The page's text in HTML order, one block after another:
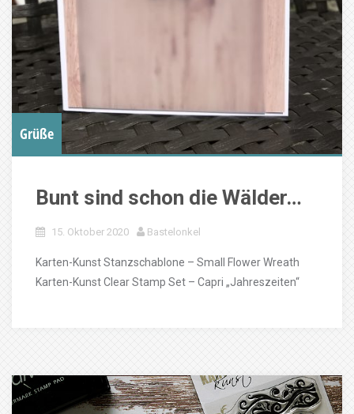
Grüße
Bunt sind schon die Wälder…
15. Oktober 2020 Bastelonkel
Karten-Kunst Stanzschablone – Small Flower Wreath
Karten-Kunst Clear Stamp Set – Capri „Jahreszeiten“